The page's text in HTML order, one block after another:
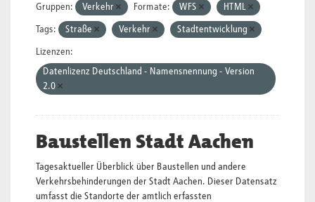
Gruppen: Verkehr Formate: WFS HTML
Tags: Straße Verkehr Stadtentwicklung
Lizenzen:
Datenlizenz Deutschland - Namensnennung - Version
2.0
Baustellen Stadt Aachen
Tagesaktueller Überblick über Baustellen und andere
Verkehrsbehinderungen der Stadt Aachen. Dieser Datensatz
umfasst die Standorte der amtlich erfassten